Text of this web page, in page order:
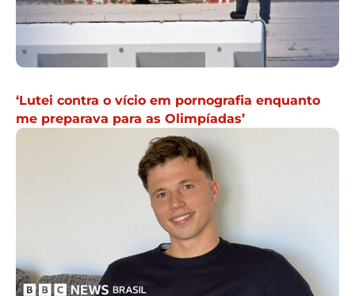
‘Lutei contra o vício em pornografia enquanto
me preparava para as Olimpíadas’